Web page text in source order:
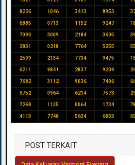
8226 1046 3413 8953
6885 0713 1152 9247
7090 3009 2184 3605
2831 0218 7764 5255
2599 2134 7734 9475
6211 9841 2837 9209
7682 3112 9036 7406
6752 0964 6214 7573
7268 1135 0064 1734
4113 7748 5634 6833
POST TERKAIT